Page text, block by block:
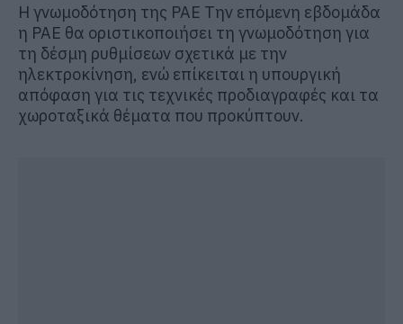
Η γνωμοδότηση της ΡΑΕ Την επόμενη εβδομάδα
η ΡΑΕ θα οριστικοποιήσει τη γνωμοδότηση για
τη δέσμη ρυθμίσεων σχετικά με την
ηλεκτροκίνηση, ενώ επίκειται η υπουργική
απόφαση για τις τεχνικές προδιαγραφές και τα
χωροταξικά θέματα που προκύπτουν.